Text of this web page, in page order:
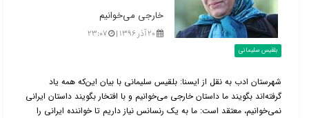
خارجی می‌خوانیم
۲۰ آذر ۱۳۹۶ | ۲۳:۰۷
بلقیس سلیمانی
شهرستان ادب به نقل از ایسنا: بلقیس سلیمانی با بیان این‌که همه یاد
گرفته‌اند بگویند ما داستان خارجی می‌خوانیم و با افتخار بگویند داستان ایرانی
نمی‌خوانیم، معتقد است: ما به یک رنسانس نیاز داریم تا خواننده ایرانی را